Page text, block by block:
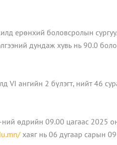
ерөнхий боловсролын
дундаж хувь нь 90.0
ангийн 2 бүлэгт, нийт 46
өдрийн 09.00 цагаас 2025
хаяг нь 06 дугаар сарын